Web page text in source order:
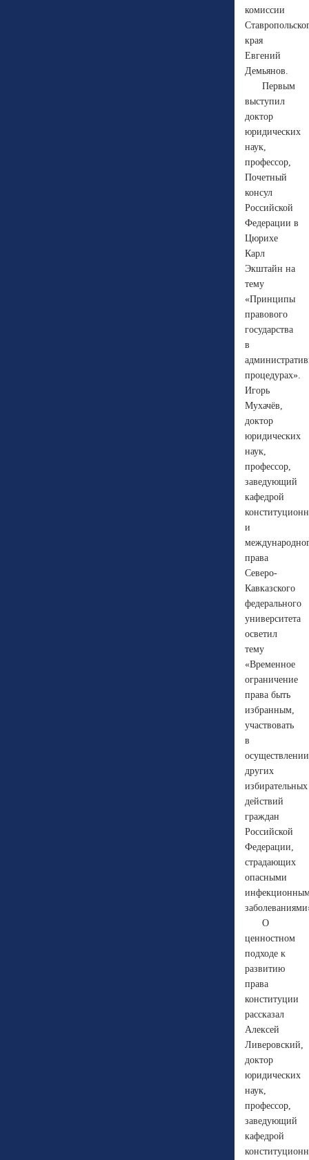
комиссии
края
Евгений
Демьянов.
Первым
выступил
доктор
юридических
наук,
профессор,
Почетный
консул
Российской
Федерации в
Цюрихе
Карл
Экштайн на
тему
«Принципы
правового
государства
в
процедурах».
Игорь
Мухачёв,
доктор
юридических
наук,
профессор,
заведующий
кафедрой
и
права
Северо-
Кавказского
федерального
университета
осветил
тему
«Временное
ограничение
права быть
избранным,
участвовать
в
осуществлении
других
избирательных
действий
граждан
Российской
Федерации,
страдающих
опасными
О
ценностном
подходе к
развитию
права
конституции
рассказал
Алексей
Ливеровский,
доктор
юридических
наук,
профессор,
заведующий
кафедрой